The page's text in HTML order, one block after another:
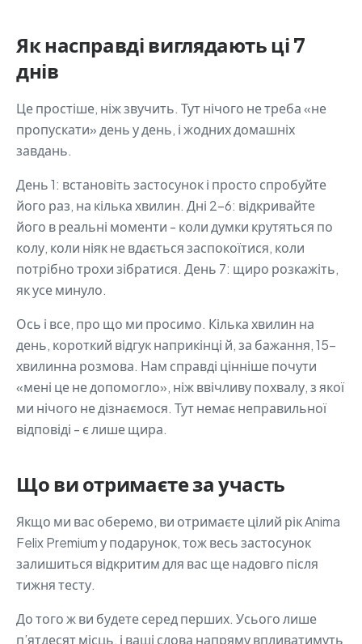
Як насправді виглядають ці 7
днів
Це простіше, ніж звучить. Тут нічого не треба «не
пропускати» день у день, і жодних домашніх
завдань.
День 1: встановіть застосунок і просто спробуйте
його раз, на кілька хвилин. Дні 2-6: відкривайте
його в реальні моменти - коли думки крутяться по
колу, коли ніяк не вдається заспокоїтися, коли
потрібно трохи зібратися. День 7: щиро розкажіть,
як усе минуло.
Ось і все, про що ми просимо. Кілька хвилин на
день, короткий відгук наприкінці й, за бажання, 15-
хвилинна розмова. Нам справді цінніше почути
«мені це не допомогло», ніж ввічливу похвалу, з якої
ми нічого не дізнаємося. Тут немає неправильної
відповіді - є лише щира.
Що ви отримаєте за участь
Якщо ми вас оберемо, ви отримаєте цілий рік Anima
Felix Premium у подарунок, тож весь застосунок
залишиться відкритим для вас ще надовго після
тижня тесту.
До того ж ви будете серед перших. Усього лише
п’ятдесят місць, і ваші слова напряму впливатимуть